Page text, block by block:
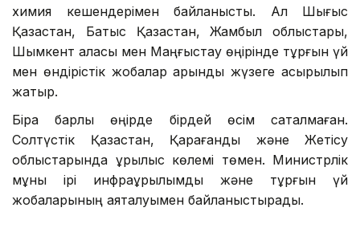
химия кешендерімен байланысты. Ал Шығыс
Қазақстан, Батыс Қазақстан, Жамбыл облыстары,
Шымкент қаласы мен Маңғыстау өңірінде тұрғын үй
мен өндірістік жобалар қарқынды жүзеге асырылып
жатыр.
Бірақ барлық өңірде бірдей өсім сақталмаған.
Солтүстік Қазақстан, Қарағанды және Жетісу
облыстарында құрылыс көлемі төмен. Министрлік
мұны ірі инфрақұрылымдық және тұрғын үй
жобаларының аяқталуымен байланыстырады.